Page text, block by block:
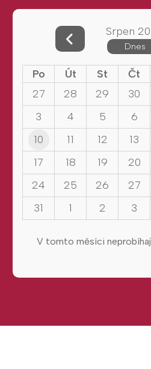
Srpen
Dnes
Po Út St Čt
27
28 29 30
3
4 5 6
10
11 12 13
17
18 19 20
24
25 26 27
31
1 2 3
V tomto měsíci